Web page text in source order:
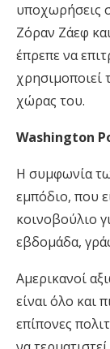
υποχωρήσεις
Ζόραν Ζάεφ
έπρεπε να
χρησιμοποιεί
χώρας του.
Washington
Η συμφωνία
εμπόδιο, που
κοινοβούλιο
εβδομάδα,
Αμερικανοί
είναι όλο και
επίπονες